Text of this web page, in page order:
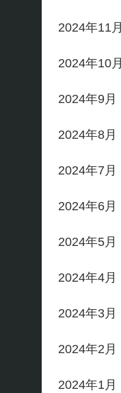
2024年11月
2024年10月
2024年9月
2024年8月
2024年7月
2024年6月
2024年5月
2024年4月
2024年3月
2024年2月
2024年1月